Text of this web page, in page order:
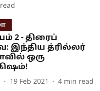
2 - திரைப்
இந்திய த்ரில்லர்
ஒரு
19 Feb 2021 4 min read